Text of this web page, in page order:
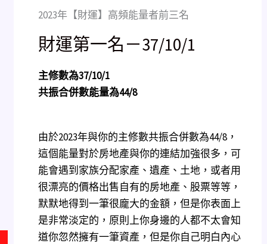
2023年【財運】高頻能量者前三名
財運第一名－37/10/1
主修數為37/10/1
共振合併數能量為44/8
由於2023年與你的主修數共振合併數為44/8，
這個能量對於房地產與你的連結加強很多，可
能會遇到家族分配家產、遺產、土地，或者用
很漂亮的價格出售自有的房地產、股票等等，
默默地得到一筆很龐大的金額，但是你表面上
是非常淡定的，原則上你身邊的人都不太會知
道你忽然擁有一筆資產，但是你自己明白內心